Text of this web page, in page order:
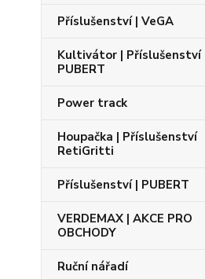
Příslušenství | VeGA
Kultivátor | Příslušenství
PUBERT
Power track
Houpačka | Příslušenství
RetiGritti
Příslušenství | PUBERT
VERDEMAX | AKCE PRO
OBCHODY
Ruční nářadí